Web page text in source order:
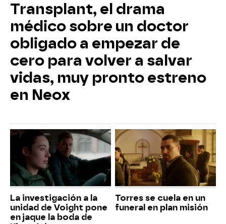
Transplant, el drama
médico sobre un doctor
obligado a empezar de
cero para volver a salvar
vidas, muy pronto estreno
en Neox
La investigación a la
unidad de Voight pone
en jaque la boda de
Torres se cuela en un
funeral en plan misión